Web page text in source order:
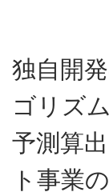
独自開
ゴリズ
予測算
ト事業